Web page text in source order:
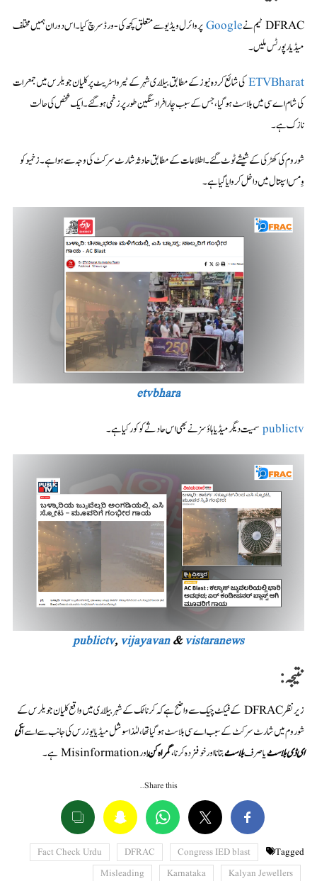
DFRAC ٹیم نے Google
پر وائرل ویڈیو سے متعلق کچھ کی-ورڈ سرچ کیا۔ اس دوران ہمیں مختلف
میڈیا رپورٹس ملیں۔
ETVBharatکی شائع کردہ نیوز کے مطابق بیلّاری شہر کے ٹیرو اسٹریٹ پر کلیان جویلرس میں جمعرات
کی شام اے سی میں بلاسٹ ہو گیا، جس کے سبب چار افراد سنگین طور پر زخمی ہو گئے۔ ایک شخص کی حالت
نازک ہے۔
شو روم کی کھڑکی کے شیشے ٹوٹ گئے۔ اطلاعات کے مطابق حادثہ شارٹ سرکٹ کی وجہ سے ہوا ہے۔ زخمیو کو
وِمس اسپتال میں داخل کروایا گیا ہے۔
etvbhara
publictvسمیت دیگر میڈیا ہاؤسز نے بھی اس حادثے کو کور کیا ہے۔
publictv, vijayavan&vistaranews
نتیجہ:
زیر نظر DFRAC کےفیکٹ چیک سے واضح ہے کہ کرناٹک کے شہر بیلّاری میں واقع کلیان جویلرس کے
شو روم میں شارٹ سرکٹ کے سبب اے سی بلاسٹ ہو گیا تھا، لہٰذا سوشل میڈیا یوزرس کی جانب سے اسے آئی
ای ڈی بلاسٹیا صرفبلاسٹبتانا اور خوفزدہ کرنا،گمراہ کُناور Misinformation ہے۔
Share this…
Tagged
Congress IED blast
DFRAC
Fact Check Urdu
Kalyan Jewellers
Karnataka
Misleading